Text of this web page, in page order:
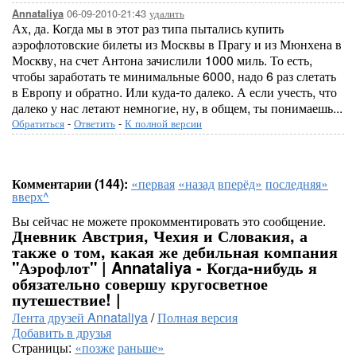
Annataliya 06-09-2010-21:43 удалить
Ах, да. Когда мы в этот раз типа пытались купить
аэрофлотовские билеты из Москвы в Прагу и из Мюнхена в
Москву, на счет Антона зачислили 1000 миль. То есть,
чтобы заработать те минимальные 6000, надо 6 раз слетать
в Европу и обратно. Или куда-то далеко. А если учесть, что
далеко у нас летают немногие, ну, в общем, ты понимаешь...
Обратиться - Ответить - К полной версии
Комментарии (144): «первая «назадвперёд» последняя»
вверх^
Вы сейчас не можете прокомментировать это сообщение.
Дневник Австрия, Чехия и Словакия, а
также о том, какая же дебильная компания
"Аэрофлот" | Annataliya - Когда-нибудь я
обязательно совершу кругосветное
путешествие! |
Лента друзей Annataliya/Полная версия
Добавить в друзья
Страницы: «позжераньше»